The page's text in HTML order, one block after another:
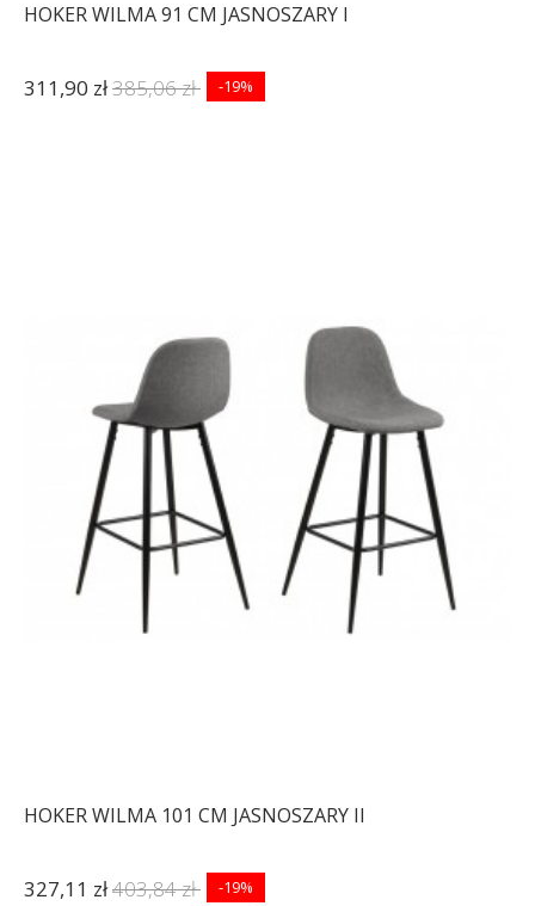
HOKER WILMA 91 CM JASNOSZARY I
311,90 zł385,06 zł -19%
HOKER WILMA 101 CM JASNOSZARY II
327,11 zł403,84 zł -19%